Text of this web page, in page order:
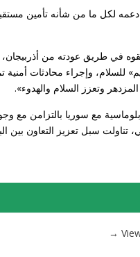
لكل ما من شأنه تأمين
في طريق عودته من
للسلام، وإجراء محادثات
وتعزز السلام والهدوء».
الدبلوماسية مع سوريا
تناولت سبل تعزيز التعاون بين
→